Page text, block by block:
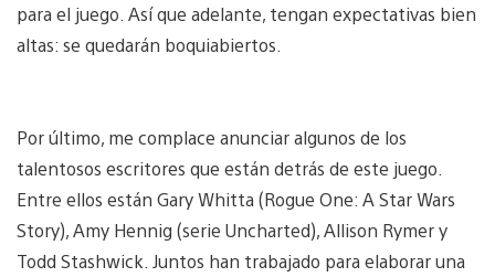
para el juego. Así que adelante, tengan expectativas bien
altas: se quedarán boquiabiertos.
Por último, me complace anunciar algunos de los
talentosos escritores que están detrás de este juego.
Entre ellos están Gary Whitta (Rogue One: A Star Wars
Story), Amy Hennig (serie Uncharted), Allison Rymer y
Todd Stashwick. Juntos han trabajado para elaborar una